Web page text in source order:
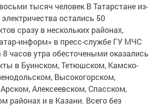
тысяч человек В Татарстане из-
остались 50
сразу в нескольких районах,
информ» в пресс-службе ГУ МЧС
часов утра обесточеными оказались
в Буинском, Тетюшском, Камско-
Высокогорском,
Алексеевском, Спасском,
районах и в Казани. Всего без